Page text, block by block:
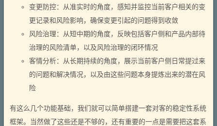
变更防控：从准实时的角度，感知并监控当前客户相关的变
更记录和风险影响，确保变更引起的问题得到收敛
风险治理：从短中期的角度，反映包括客户侧和产品内部待
治理的风险清单，以及风险治理的闭环情况
客情分析：从长期持续的角度，展示当前客户侧日常提过来
的问题和解决情况，以及由这些问题本身提炼出来的潜在风
险
有这么几个功能基础，我们就可以简单搭建一套对客的稳定性系统
框架。当然做了这些还是不够的，还有重要的一点是需要把这套系